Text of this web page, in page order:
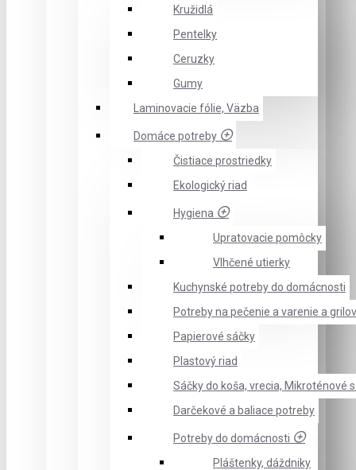
Kružidlá
Pentelky
Ceruzky
Gumy
Laminovacie fólie, Väzba
Domáce potreby
Čistiace prostriedky
Ekologický riad
Hygiena
Upratovacie pomôcky
Vlhčené utierky
Kuchynské potreby do domácnosti
Potreby na pečenie a varenie a
Papierové sáčky
Plastový riad
Sáčky do koša, vrecia, Mikroténové
Darčekové a baliace potreby
Potreby do domácnosti
Pláštenky, dáždniky